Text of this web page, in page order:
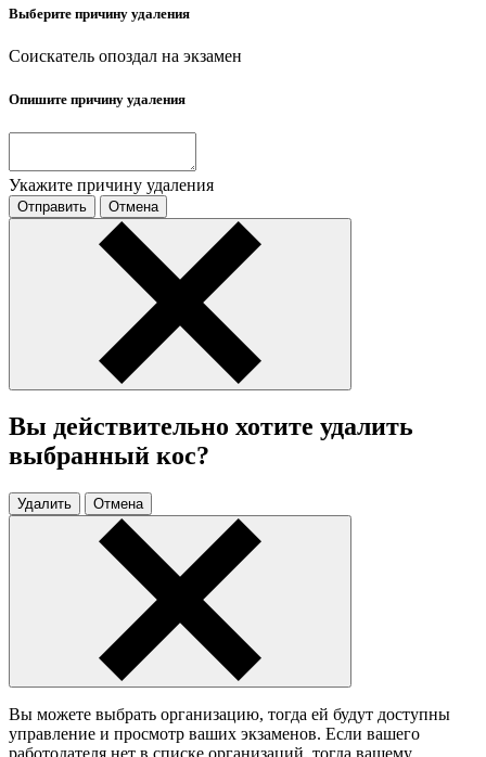
Выберите причину удаления
Соискатель опоздал на экзамен
Опишите причину удаления
Укажите причину удаления
Отправить Отмена
Вы действительно хотите удалить
выбранный кос?
Удалить Отмена
Вы можете выбрать организацию, тогда ей будут доступны
управление и просмотр ваших экзаменов. Если вашего
работодателя нет в списке организаций, тогда вашему